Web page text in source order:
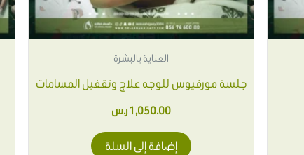
العناية بالبشرة
جلسة مورفيوس للوجه علاج وتقفيل المسامات
1,050.00ر.س
إضافة إلى السلة